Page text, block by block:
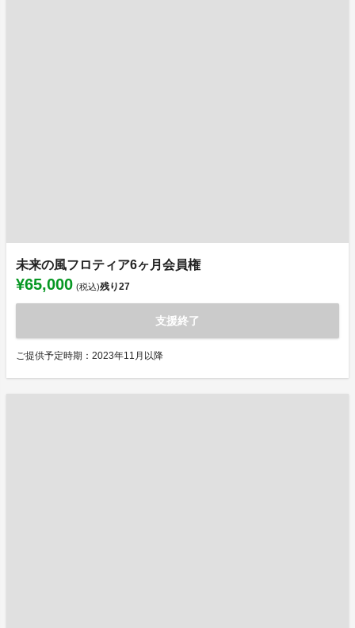
未来の風フロティア6ヶ月会員権
¥65,000 (税込)残り27
支援終了
ご提供予定時期：2023年11月以降